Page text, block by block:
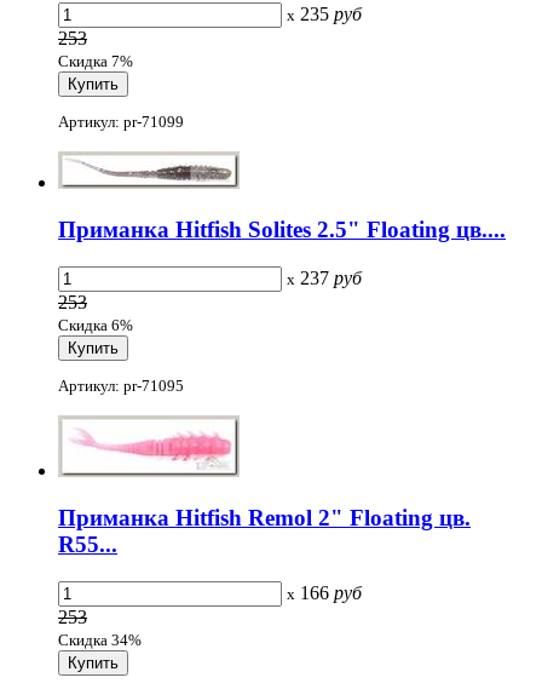
x 235 руб
253
Скидка 7%
Артикул: pr-71099
Приманка Hitfish Solites 2.5" Floating цв....
x 237 руб
253
Скидка 6%
Артикул: pr-71095
Приманка Hitfish Remol 2" Floating цв.
R55...
x 166 руб
253
Скидка 34%